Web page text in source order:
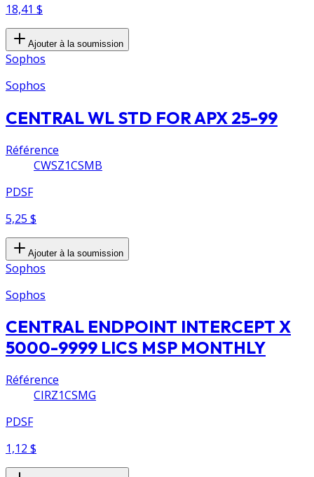
18,41 $
Ajouter à la soumission
Sophos
Sophos
CENTRAL WL STD FOR APX 25-99
Référence
CWSZ1CSMB
PDSF
5,25 $
Ajouter à la soumission
Sophos
Sophos
CENTRAL ENDPOINT INTERCEPT X
5000-9999 LICS MSP MONTHLY
Référence
CIRZ1CSMG
PDSF
1,12 $